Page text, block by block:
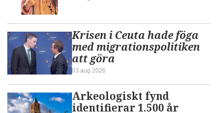
Krisen i Ceuta hade föga
med migrationspolitiken
att göra
03 aug 2026
Arkeologiskt fynd
identifierar 1.500 år